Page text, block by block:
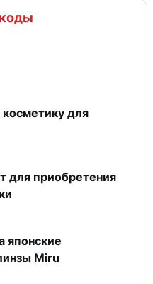
для
для приобретения
японские
Miru